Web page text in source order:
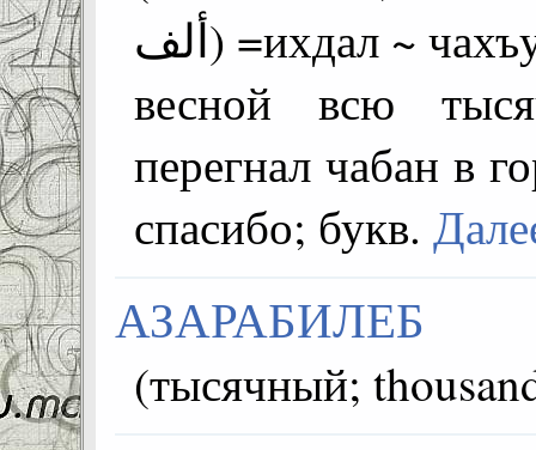
ألف) =ихдал ~ чахъу магІарде бачана вехьас -
весной всю
перегнал чабан в
спасибо; букв.
АЗАРАБИЛЕБ